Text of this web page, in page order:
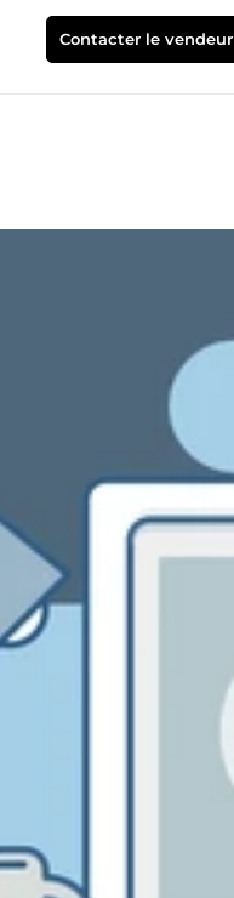
Contacter le vendeur